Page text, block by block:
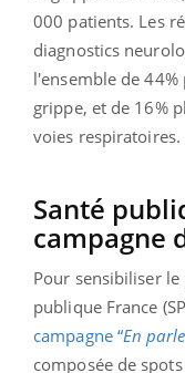
000 patients. Les
diagnostics
l'ensemble de 44%
grippe, et de 16%
voies respiratoires.
Santé
campagne
Pour sensibiliser
publique France
campagne “En
composée de